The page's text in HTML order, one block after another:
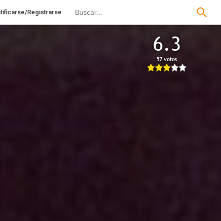
Registrarse
6.3
57 votos